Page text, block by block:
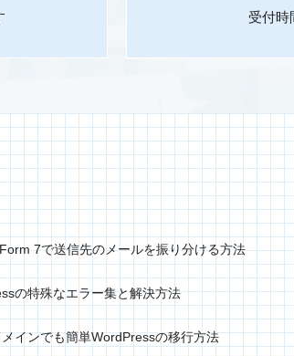
受付時
7で送信先のメールを振り分ける方法
の特殊なエラー集と解決方法
インでも簡単WordPressの移行方法